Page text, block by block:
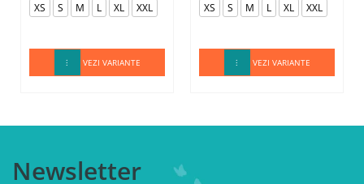
XS S M L XL XXL
VEZI VARIANTE
XS S M L XL XXL
VEZI VARIANTE
Newsletter